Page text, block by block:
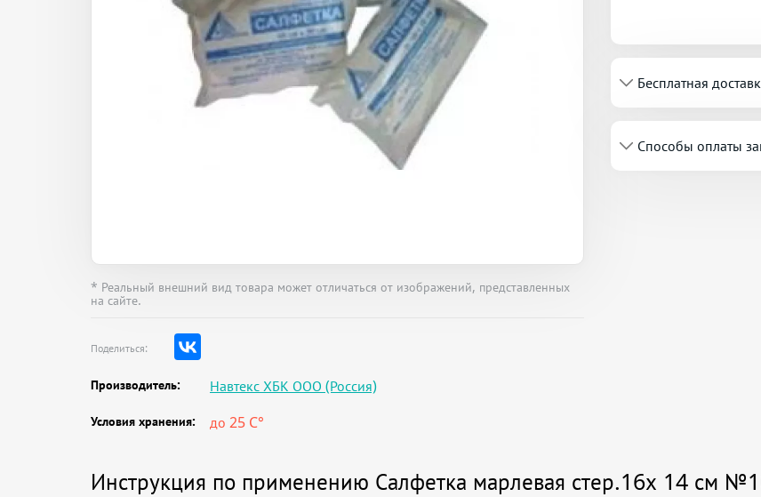
* Реальный внешний вид товара может отличаться от изображений, представленных
на сайте.
Поделиться:
Производитель: Навтекс ХБК ООО (Россия)
Условия хранения: до 25 C°
Бесплатная
Способы оплаты
Инструкция по применению Салфетка марлевая стер.16х 14 см